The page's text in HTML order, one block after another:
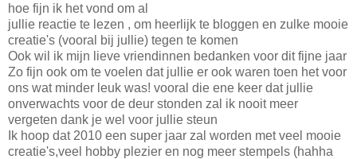
hoe fijn ik het vond om al
jullie reactie te lezen , om heerlijk te bloggen en zulke mooie
creatie's (vooral bij jullie) tegen te komen
Ook wil ik mijn lieve vriendinnen bedanken voor dit fijne jaar
Zo fijn ook om te voelen dat jullie er ook waren toen het voor
ons wat minder leuk was! vooral die ene keer dat jullie
onverwachts voor de deur stonden zal ik nooit meer
vergeten dank je wel voor jullie steun
Ik hoop dat 2010 een super jaar zal worden met veel mooie
creatie's,veel hobby plezier en nog meer stempels (hahha